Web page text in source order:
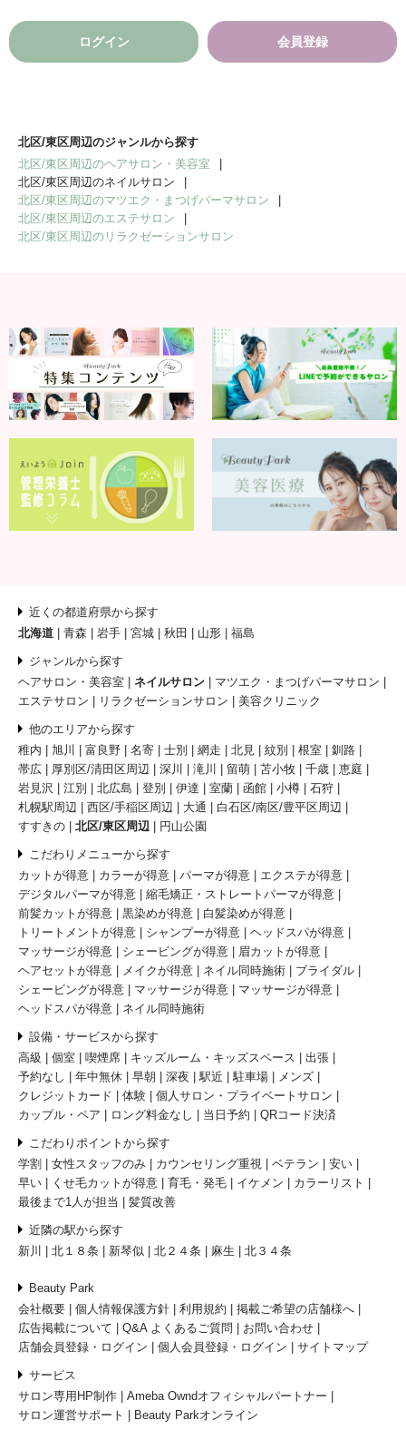
ログイン 会員登録
北区/東区周辺のジャンルから探す
北区/東区周辺のヘアサロン・美容室
北区/東区周辺のネイルサロン
北区/東区周辺のマツエク・まつげパーマサロン
北区/東区周辺のエステサロン
北区/東区周辺のリラクゼーションサロン
近くの都道府県から探す
北海道
青森 岩手 宮城 秋田 山形 福島
ジャンルから探す
ヘアサロン・美容室
ネイルサロン
マツエク・まつげパーマサロン
エステサロン
リラクゼーションサロン 美容クリニック
他のエリアから探す
稚内
旭川 富良野 名寄 士別 網走 北見 紋別 根室
釧路
帯広
厚別区/清田区周辺 深川 滝川 留萌 苫小牧 千歳
恵庭
岩見沢
江別 北広島 登別 伊達 室蘭 函館 小樽
石狩
札幌駅周辺
西区/手稲区周辺 大通
白石区/南区/豊平区周辺
すすきの
北区/東区周辺 円山公園
こだわりメニューから探す
カットが得意
カラーが得意 パーマが得意
エクステが得意
デジタルパーマが得意
縮毛矯正・ストレートパーマが得意
前髪カットが得意
黒染めが得意
白髪染めが得意
トリートメントが得意
シャンプーが得意
ヘッドスパが得意
マッサージが得意
シェービングが得意
眉カットが得意
ヘアセットが得意
メイクが得意 ネイル同時施術
ブライダル
シェービングが得意
マッサージが得意
マッサージが得意
ヘッドスパが得意
ネイル同時施術
設備・サービスから探す
高級
個室 喫煙席 キッズルーム・キッズスペース
出張
予約なし
年中無休 早朝 深夜 駅近 駐車場
メンズ
クレジットカード
体験
個人サロン・プライベートサロン
カップル・ペア
ロング料金なし 当日予約 QRコード決済
こだわりポイントから探す
学割
女性スタッフのみ カウンセリング重視 ベテラン
安い
早い
くせ毛カットが得意 育毛・発毛 イケメン
カラーリスト
最後まで1人が担当
髪質改善
近隣の駅から探す
新川
北１８条 新琴似 北２４条 麻生 北３４条
Beauty Park
会社概要
個人情報保護方針 利用規約
掲載ご希望の店舗様へ
広告掲載について
Q&A よくあるご質問
お問い合わせ
店舗会員登録・ログイン
個人会員登録・ログイン サイトマップ
サービス
サロン専用HP制作
Ameba Owndオフィシャルパートナー
サロン運営サポート
Beauty Parkオンライン